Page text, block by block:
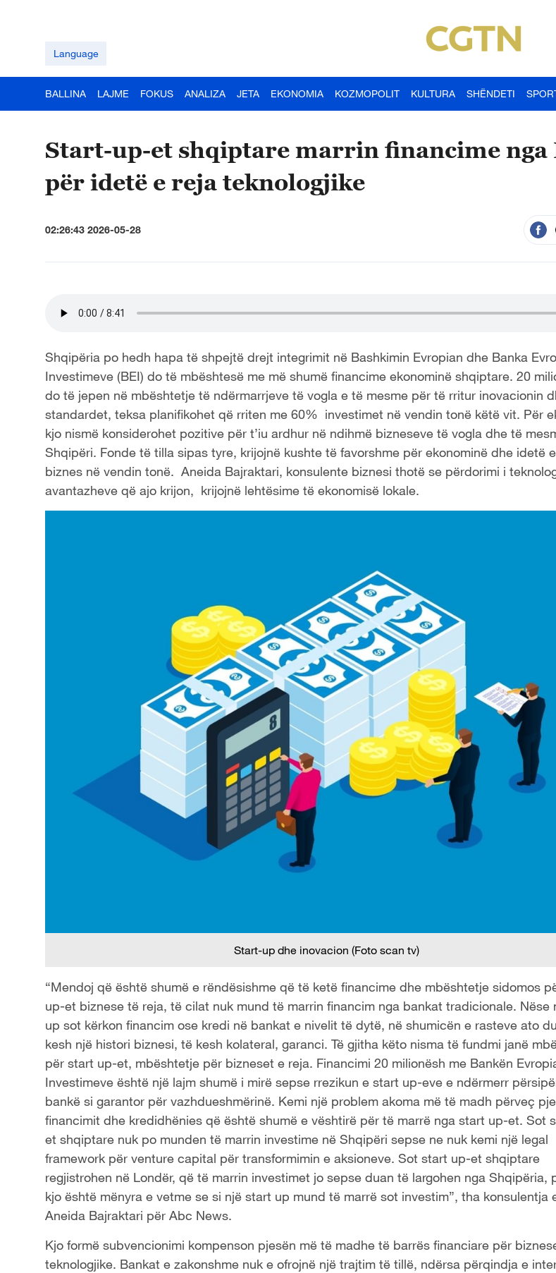
Language
BALLINA LAJME FOKUS ANALIZA JETA EKONOMIA KOZMOPOLIT KULTURA SHËNDETI
Start-up-et shqiptare marrin financime nga
për idetë e reja teknologjike
02:26:43 2026-05-28
Shqipëria po hedh hapa të shpejtë drejt integrimit në Bashkimin Evropian dhe Banka
Investimeve (BEI) do të mbështesë me më shumë financime ekonominë shqiptare. 20
do të jepen në mbështetje të ndërmarrjeve të vogla e të mesme për të rritur inovacionin
standardet, teksa planifikohet që rriten me 60% investimet në vendin tonë këtë vit. Për
kjo nismë konsiderohet pozitive për t’iu ardhur në ndihmë bizneseve të vogla dhe të
Shqipëri. Fonde të tilla sipas tyre, krijojnë kushte të favorshme për ekonominë dhe idetë
biznes në vendin tonë. Aneida Bajraktari, konsulente biznesi thotë se përdorimi i
avantazheve që ajo krijon, krijojnë lehtësime të ekonomisë lokale.
Start-up dhe inovacion (Foto scan tv)
“Mendoj që është shumë e rëndësishme që të ketë financime dhe mbështetje sidomos
up-et biznese të reja, të cilat nuk mund të marrin financim nga bankat tradicionale. Nëse
up sot kërkon financim ose kredi në bankat e nivelit të dytë, në shumicën e rasteve ato
kesh një histori biznesi, të kesh kolateral, garanci. Të gjitha këto nisma të fundmi janë
për start up-et, mbështetje për bizneset e reja. Financimi 20 milionësh me Bankën
Investimeve është një lajm shumë i mirë sepse rrezikun e start up-eve e ndërmerr
bankë si garantor për vazhdueshmërinë. Kemi një problem akoma më të madh përveç
financimit dhe kredidhënies që është shumë e vështirë për të marrë nga start up-et. Sot
et shqiptare nuk po munden të marrin investime në Shqipëri sepse ne nuk kemi një legal
framework për venture capital për transformimin e aksioneve. Sot start up-et shqiptare
regjistrohen në Londër, që të marrin investimet jo sepse duan të largohen nga Shqipëria,
kjo është mënyra e vetme se si një start up mund të marrë sot investim”, tha konsulentja
Aneida Bajraktari për Abc News.
Kjo formë subvencionimi kompenson pjesën më të madhe të barrës financiare për
teknologjike. Bankat e zakonshme nuk e ofrojnë një trajtim të tillë, ndërsa përqindja e